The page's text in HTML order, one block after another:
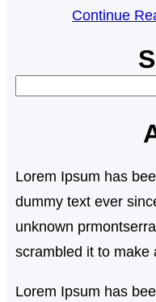
Continue
Lorem Ipsum has
dummy text ever
unknown
scrambled it to make
Lorem Ipsum has